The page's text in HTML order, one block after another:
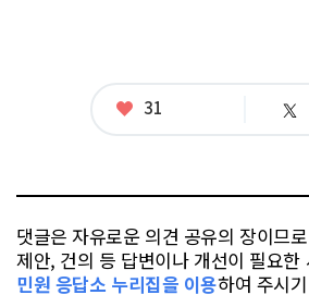
좋
31 트
댓글은 자유로운 의견 공유의 장이므
제안, 건의 등 답변이나 개선이 필요한
민원 응답소 누리집을 이용하여 주시